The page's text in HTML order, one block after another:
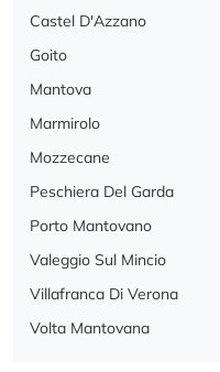
Castel D'Azzano
Goito
Mantova
Marmirolo
Mozzecane
Peschiera Del Garda
Porto Mantovano
Valeggio Sul Mincio
Villafranca Di Verona
Volta Mantovana